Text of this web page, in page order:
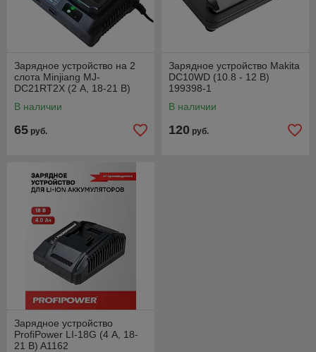
Зарядное устройство на 2
слота Minjiang MJ-
DC21RT2X (2 А, 18-21 В)
В наличии
65 руб.
Зарядное устройство Makita
DC10WD (10.8 - 12 В)
199398-1
В наличии
120 руб.
Зарядное устройство
ProfiPower LI-18G (4 А, 18-
21 В) A1162